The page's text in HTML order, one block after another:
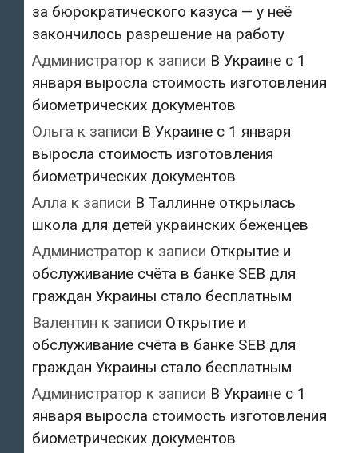
за бюрократического казуса — у неё
закончилось разрешение на работу
Администратор к записи В Украине с 1
января выросла стоимость изготовления
биометрических документов
Ольга к записи В Украине с 1 января
выросла стоимость изготовления
биометрических документов
Алла к записи В Таллинне открылась
школа для детей украинских беженцев
Администратор к записи Открытие и
обслуживание счёта в банке SEB для
граждан Украины стало бесплатным
Валентин к записи Открытие и
обслуживание счёта в банке SEB для
граждан Украины стало бесплатным
Администратор к записи В Украине с 1
января выросла стоимость изготовления
биометрических документов